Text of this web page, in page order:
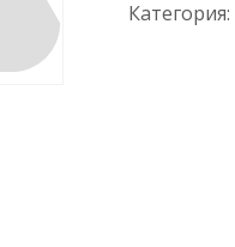
Категория: